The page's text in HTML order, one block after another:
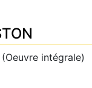
(Oeuvre intégrale)